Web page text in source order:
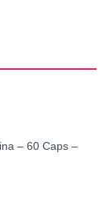
– 60 Caps –